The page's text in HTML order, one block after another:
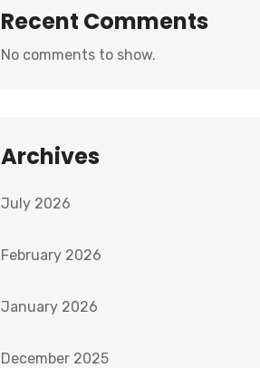
Recent Comments
No comments to show.
Archives
July 2026
February 2026
January 2026
December 2025